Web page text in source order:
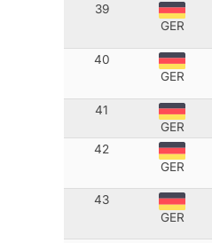
39
GER
40
GER
41
GER
42
GER
43
GER